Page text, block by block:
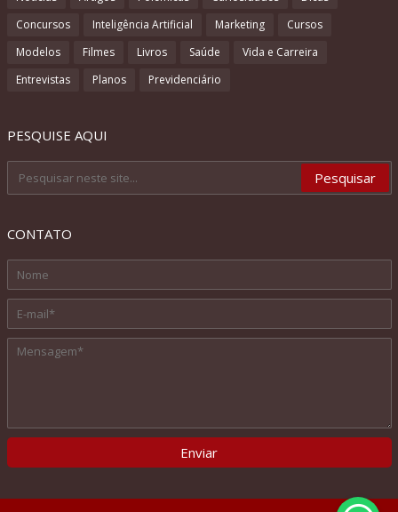
Concursos
Inteligência Artificial Marketing
Cursos
Modelos
Filmes Livros Saúde
Vida e Carreira
Entrevistas
Planos Previdenciário
PESQUISE AQUI
CONTATO